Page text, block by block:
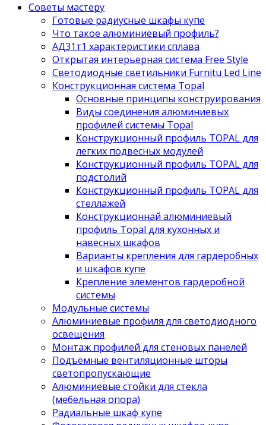
Советы мастеру
Готовые радиусные шкафы купе
Что такое алюминиевый профиль?
АД31т1 характеристики сплава
Открытая интерьерная система Free Style
Светодиодные светильники Furnitu Led Line
Конструкционная система Topal
Основные принципы конструирования
Виды соединения алюминиевых
профилей системы Topal
Конструкционный профиль TOPAL для
легких подвесных модулей
Конструкционный профиль TOPAL для
подстолий
Конструкционный профиль TOPAL для
стеллажей
Конструкционнай алюминиевый
профиль Topal для кухонных и
навесных шкафов
Варианты крепления для гардеробных
и шкафов купе
Крепление элементов гардеробной
системы
Модульные системы
Алюминиевые профиля для светодиодного
освещения
Монтаж профилей для стеновых панелей
Подъёмные вентиляционные шторы
светопропускающие
Алюминиевые стойки для стекла
(мебельная опора)
Радиальные шкаф купе